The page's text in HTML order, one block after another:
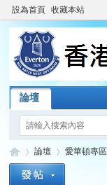
設為首頁 收藏本站
論壇
論壇 愛華頓專區